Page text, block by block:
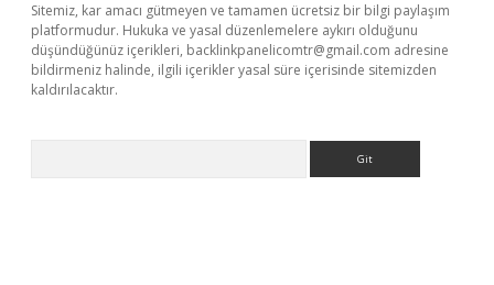
Sitemiz, kar amacı gütmeyen ve tamamen ücretsiz bir bilgi paylaşım
platformudur. Hukuka ve yasal düzenlemelere aykırı olduğunu
düşündüğünüz içerikleri, backlinkpanelicomtr@gmail.com adresine
bildirmeniz halinde, ilgili içerikler yasal süre içerisinde sitemizden
kaldırılacaktır.